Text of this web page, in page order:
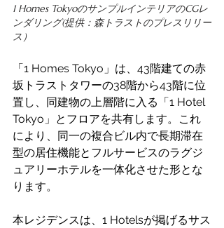
1 Homes TokyoのサンプルインテリアのCGレ
ンダリング(提供：森トラストのプレスリリー
ス）
「1 Homes Tokyo」は、43階建ての赤
坂トラストタワーの38階から43階に位
置し、同建物の上層階に入る「1 Hotel
Tokyo」とフロアを共有します。これ
により、同一の複合ビル内で長期滞在
型の居住機能とフルサービスのラグジ
ュアリーホテルを一体化させた形とな
ります。
本レジデンスは、1 Hotelsが掲げるサス